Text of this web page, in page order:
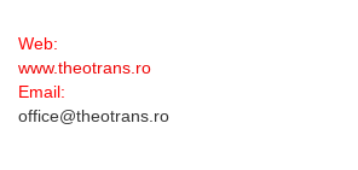
Web:
www.theotrans.ro
Email:
office@theotrans.ro